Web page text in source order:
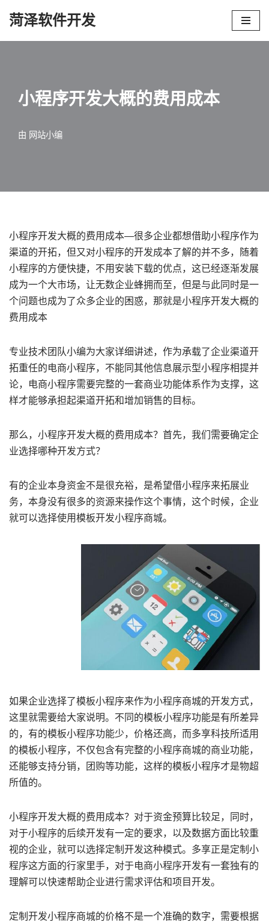
菏泽软件开发
小程序开发大概的费用成本
由 网站小编
小程序开发大概的费用成本—很多企业都想借助小程序作为
渠道的开拓，但又对小程序的开发成本了解的并不多，随着
小程序的方便快捷，不用安装下载的优点，这已经逐渐发展
成为一个大市场，让无数企业蜂拥而至，但是与此同时是一
个问题也成为了众多企业的困惑，那就是小程序开发大概的
费用成本
专业技术团队小编为大家详细讲述，作为承载了企业渠道开
拓重任的电商小程序，不能同其他信息展示型小程序相提并
论，电商小程序需要完整的一套商业功能体系作为支撑，这
样才能够承担起渠道开拓和增加销售的目标。
那么，小程序开发大概的费用成本？首先，我们需要确定企
业选择哪种开发方式？
有的企业本身资金不是很充裕，是希望借小程序来拓展业
务，本身没有很多的资源来操作这个事情，这个时候，企业
就可以选择使用模板开发小程序商城。
如果企业选择了模板小程序来作为小程序商城的开发方式，
这里就需要给大家说明。不同的模板小程序功能是有所差异
的，有的模板小程序功能少，价格还高，而多享科技所适用
的模板小程序，不仅包含有完整的小程序商城的商业功能，
还能够支持分销，团购等功能，这样的模板小程序才是物超
所值的。
小程序开发大概的费用成本？对于资金预算比较足，同时，
对于小程序的后续开发有一定的要求，以及数据方面比较重
视的企业，就可以选择定制开发这种模式。多享正是定制小
程序这方面的行家里手，对于电商小程序开发有一套独有的
理解可以快速帮助企业进行需求评估和项目开发。
定制开发小程序商城的价格不是一个准确的数字，需要根据